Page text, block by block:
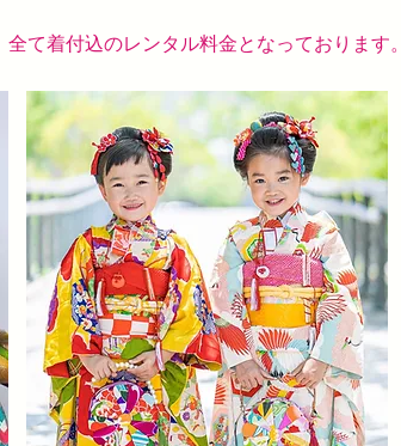
​全て着付込のレンタル料金となっております。